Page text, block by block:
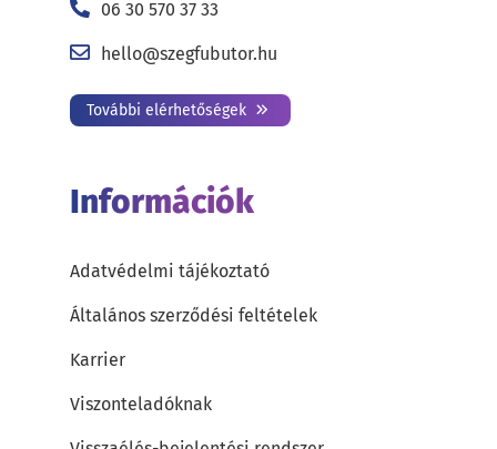
06 30 570 37 33
hello@szegfubutor.hu
További elérhetőségek
Információk
Adatvédelmi tájékoztató
Általános szerződési feltételek
Karrier
Viszonteladóknak